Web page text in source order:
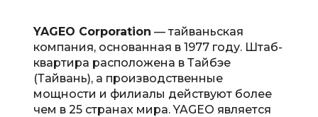
YAGEO Corporation — тайваньская
компания, основанная в 1977 году. Штаб-
квартира расположена в Тайбэе
(Тайвань), а производственные
мощности и филиалы действуют более
чем в 25 странах мира. YAGEO является